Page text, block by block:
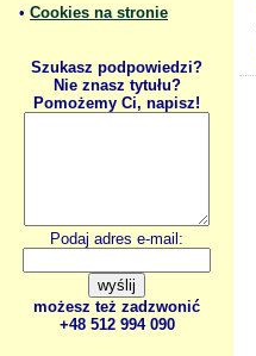
• Cookies na stronie
Szukasz podpowiedzi?
Nie znasz tytułu?
Pomożemy Ci, napisz!
Podaj adres e-mail:
możesz też zadzwonić
+48 512 994 090